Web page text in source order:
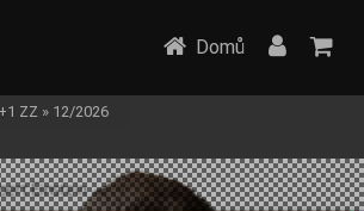
Domů
ZZ » 12/2026